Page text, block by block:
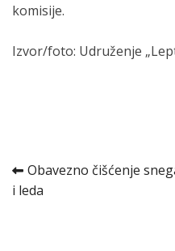
komisije.
Izvor/foto: Udruženje
Kretanje
članka
Obavezno čišćenje
i leda